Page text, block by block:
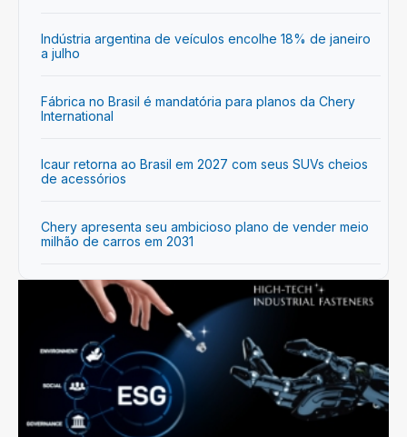
Indústria argentina de veículos encolhe 18% de janeiro
a julho
Fábrica no Brasil é mandatória para planos da Chery
International
Icaur retorna ao Brasil em 2027 com seus SUVs cheios
de acessórios
Chery apresenta seu ambicioso plano de vender meio
milhão de carros em 2031